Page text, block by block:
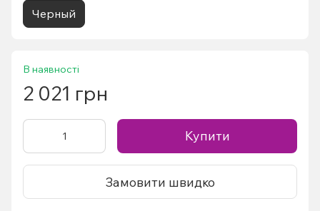
Черный
В наявності
2 021 грн
Купити
Замовити швидко